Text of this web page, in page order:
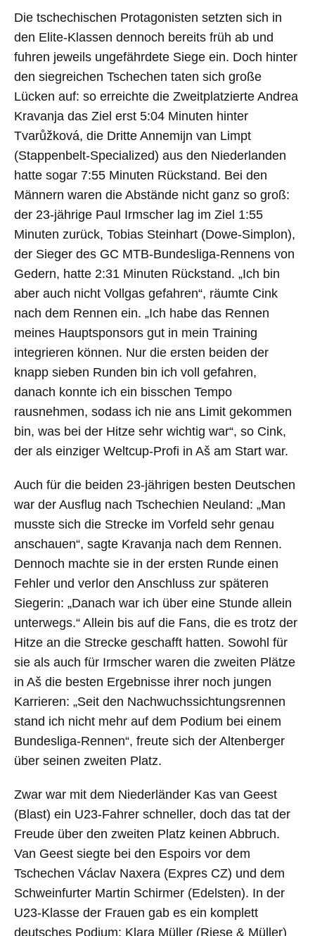
Die tschechischen Protagonisten setzten sich in
den Elite-Klassen dennoch bereits früh ab und
fuhren jeweils ungefährdete Siege ein. Doch hinter
den siegreichen Tschechen taten sich große
Lücken auf: so erreichte die Zweitplatzierte Andrea
Kravanja das Ziel erst 5:04 Minuten hinter
Tvarůžková, die Dritte Annemijn van Limpt
(Stappenbelt-Specialized) aus den Niederlanden
hatte sogar 7:55 Minuten Rückstand. Bei den
Männern waren die Abstände nicht ganz so groß:
der 23-jährige Paul Irmscher lag im Ziel 1:55
Minuten zurück, Tobias Steinhart (Dowe-Simplon),
der Sieger des GC MTB-Bundesliga-Rennens von
Gedern, hatte 2:31 Minuten Rückstand. „Ich bin
aber auch nicht Vollgas gefahren“, räumte Cink
nach dem Rennen ein. „Ich habe das Rennen
meines Hauptsponsors gut in mein Training
integrieren können. Nur die ersten beiden der
knapp sieben Runden bin ich voll gefahren,
danach konnte ich ein bisschen Tempo
rausnehmen, sodass ich nie ans Limit gekommen
bin, was bei der Hitze sehr wichtig war“, so Cink,
der als einziger Weltcup-Profi in Aš am Start war.
Auch für die beiden 23-jährigen besten Deutschen
war der Ausflug nach Tschechien Neuland: „Man
musste sich die Strecke im Vorfeld sehr genau
anschauen“, sagte Kravanja nach dem Rennen.
Dennoch machte sie in der ersten Runde einen
Fehler und verlor den Anschluss zur späteren
Siegerin: „Danach war ich über eine Stunde allein
unterwegs.“ Allein bis auf die Fans, die es trotz der
Hitze an die Strecke geschafft hatten. Sowohl für
sie als auch für Irmscher waren die zweiten Plätze
in Aš die besten Ergebnisse ihrer noch jungen
Karrieren: „Seit den Nachwuchssichtungsrennen
stand ich nicht mehr auf dem Podium bei einem
Bundesliga-Rennen“, freute sich der Altenberger
über seinen zweiten Platz.
Zwar war mit dem Niederländer Kas van Geest
(Blast) ein U23-Fahrer schneller, doch das tat der
Freude über den zweiten Platz keinen Abbruch.
Van Geest siegte bei den Espoirs vor dem
Tschechen Václav Naxera (Expres CZ) und dem
Schweinfurter Martin Schirmer (Edelsten). In der
U23-Klasse der Frauen gab es ein komplett
deutsches Podium: Klara Müller (Riese & Müller)